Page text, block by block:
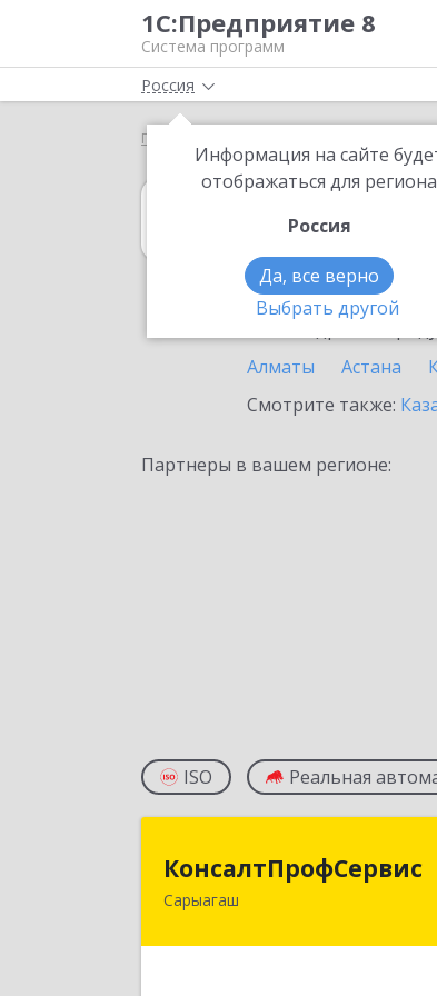
1С:Предприятие 8
Система программ
Россия
Информация на сайте
отображаться для региона
Россия
Да, все верно
Выбрать другой
Главная
в Сарыагаше
Ознакомьтесь с
Алматы
Астана
Смотрите также:
Партнеры в вашем регионе:
ISO Реальная
КонсалтПрофСервис
Сарыагаш160900, Республика